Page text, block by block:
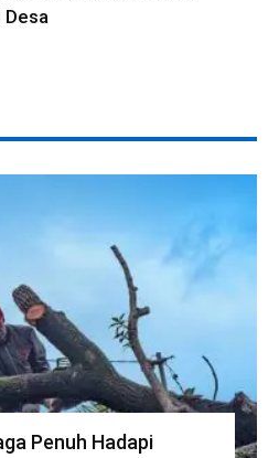
Desa
Penuh Hadapi